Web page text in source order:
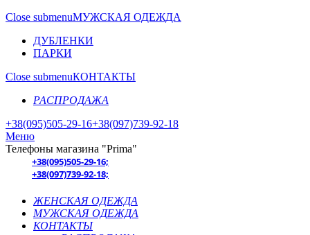
Close submenuМУЖСКАЯ ОДЕЖДА
ДУБЛЕНКИ
ПАРКИ
Close submenuКОНТАКТЫ
РАСПРОДАЖА
+38(095)505-29-16+38(097)739-92-18
Меню
Телефоны магазина "Prima"
+38(095)505-29-16;
+38(097)739-92-18;
ЖЕНСКАЯ ОДЕЖДА
МУЖСКАЯ ОДЕЖДА
КОНТАКТЫ